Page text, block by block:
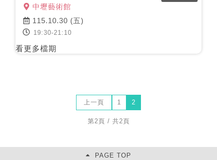
中壢藝術館
115.10.30 (五)
19:30-21:10
看更多檔期
上一頁 1 2
第2頁 / 共2頁
PAGE TOP